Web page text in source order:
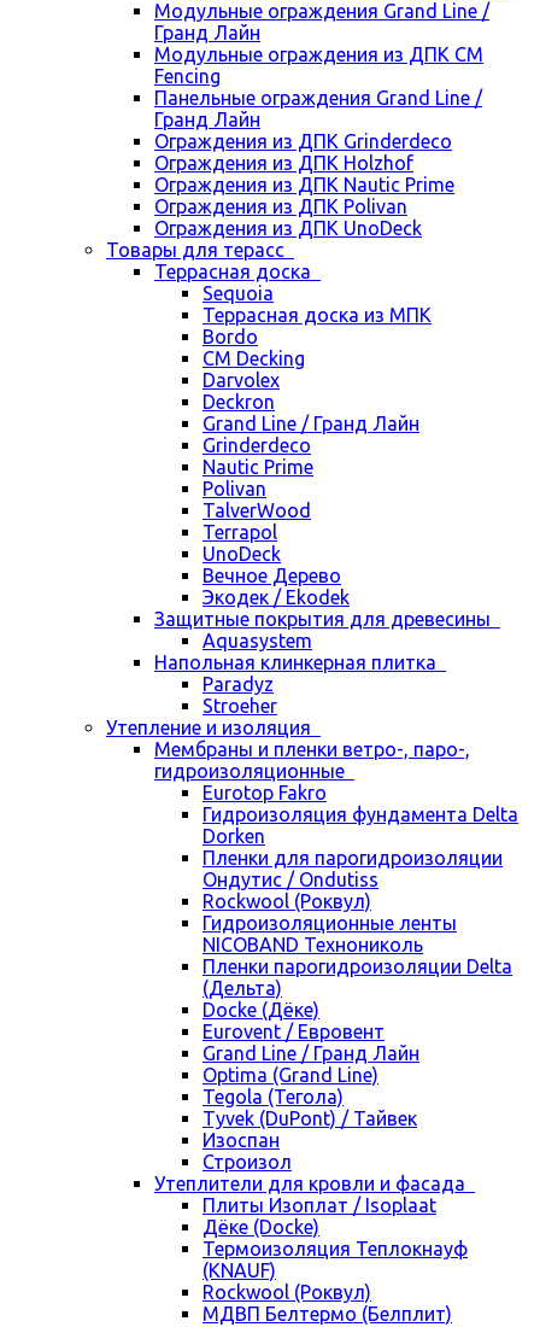
Модульные ограждения Grand Line /
Гранд Лайн
Модульные ограждения из ДПК CM
Fencing
Панельные ограждения Grand Line /
Гранд Лайн
Ограждения из ДПК Grinderdeco
Ограждения из ДПК Holzhof
Ограждения из ДПК Nautic Prime
Ограждения из ДПК Polivan
Ограждения из ДПК UnoDeck
Товары для терасс
Террасная доска
Sequoia
Террасная доска из МПК
Bordo
CM Decking
Darvolex
Deckron
Grand Line / Гранд Лайн
Grinderdeco
Nautic Prime
Polivan
TalverWood
Terrapol
UnoDeck
Вечное Дерево
Экодек / Ekodek
Защитные покрытия для древесины
Aquasystem
Напольная клинкерная плитка
Paradyz
Stroeher
Утепление и изоляция
Мембраны и пленки ветро-, паро-,
гидроизоляционные
Eurotop Fakro
Гидроизоляция фундамента Delta
Dorken
Пленки для парогидроизоляции
Ондутис / Ondutiss
Rockwool (Роквул)
Гидроизоляционные ленты
NICOBAND Технониколь
Пленки парогидроизоляции Delta
(Дельта)
Docke (Дёке)
Eurovent / Евровент
Grand Line / Гранд Лайн
Optima (Grand Line)
Tegola (Тегола)
Tyvek (DuPont) / Тайвек
Изоспан
Строизол
Утеплители для кровли и фасада
Плиты Изоплат / Isoplaat
Дёке (Docke)
Термоизоляция Теплокнауф
(KNAUF)
Rockwool (Роквул)
МДВП Белтермо (Белплит)